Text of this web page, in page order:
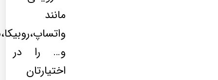
مانند
و… را در
اختیارتان